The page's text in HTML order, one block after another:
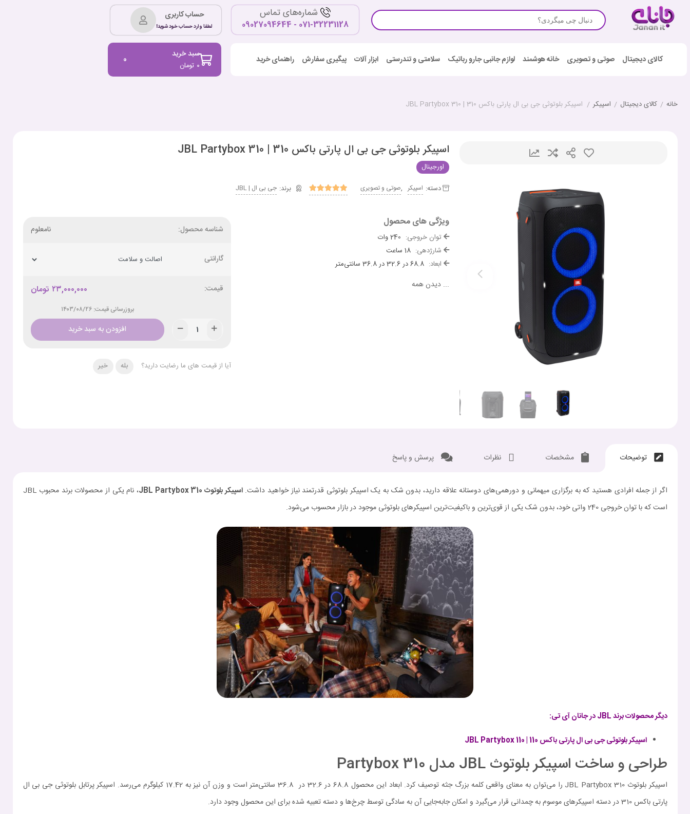
شماره‌های تماس
071-32231128 - 09027094644
حساب کاربری
لطفا وارد حساب خود شوید!
کالای دیجیتال صوتی و تصویری خانه هوشمند لوازم جانبی جارو رباتیک سلامتی و تندرستی ابزار آلات پیگیری سفارش راهنمای خرید سبد خرید
تومان ۰ 0
خانه / کالای دیجیتال / اسپیکر / اسپیکر بلوتوثی جی بی ال پارتی باکس 310 | JBL Partybox 310
اسپیکر بلوتوثی جی بی ال پارتی باکس 310 | JBL Partybox 310
اورجینال
دسته: اسپیکر ,صوتی و تصویری جی بی ال | JBL
ویژگی های محصول
توان خروجی:
شارژدهی: 18 ساعت
ابعاد: 68.8 در 32.6 در 36.8 سانتی‌متر
...دیدن همه
شناسه محصول: نامعلوم
گارانتی
تومان ۲۳,۰۰۰,۰۰۰
بروزرسانی قیمت: ۱۴۰۳/۰۸/۲۶
افزودن به سبد خرید
آیا از قیمت های ما رضایت دارید؟ بله خیر
توضیحات مشخصات نظرات پرسش و پاسخ
اگر از جمله افرادی هستید که به برگزاری میهمانی و دورهمی‌های دوستانه علاقه دارید، بدون شک به یک اسپیکر بلوتوثی قدرتمند نیاز خواهید داشت.اسپیکر بلوتوث JBL Partybox 310
، نام یکی از محصولات برند محبوب JBL
است که با توان خروجی 240 واتی خود، بدون شک یکی از قوی‌ترین و باکیفیت‌ترین اسپیکرهای بلوتوثی موجود در بازار محسوب می‌شود.
دیگر محصولات برند JBL در جانان آی تی:
اسپیکر بلوتوثی جی بی ال پارتی باکس 110 | JBL Partybox 110
طراحی و ساخت اسپیکر بلوتوث JBL مدل Partybox 310
اسپیکر بلوتوث JBL Partybox 310 را می‌توان به معنای واقعی کلمه بزرگ جثه توصیف کرد. ابعاد این محصول 68.8 در 32.6 در 36.8 سانتی‌متر است و وزن آن نیز به 17.42 کیلوگرم می‌رسد. اسپیکر پرتابل بلوتوثی جی بی ال
پارتی باکس 310 در دسته اسپیکرهای موسوم به چمدانی قرار می‌گیرد و امکان جابه‌جایی آن به سادگی توسط چرخ‌ها و دسته تعبیه شده برای این محصول وجود دارد.